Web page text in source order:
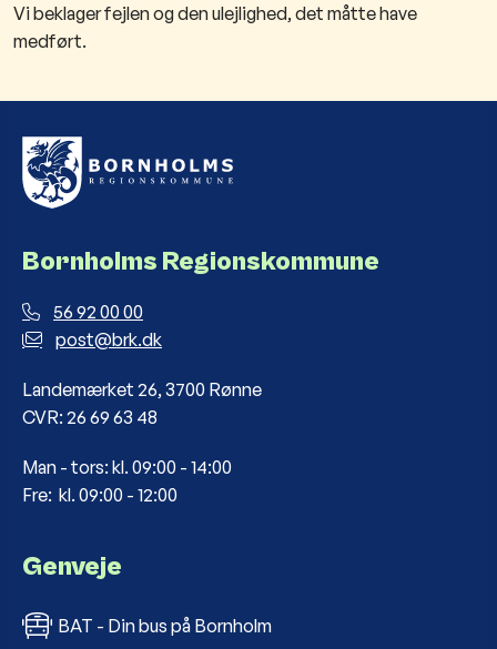
Vi beklager fejlen og den ulejlighed, det måtte have
medført.
Bornholms Regionskommune
56 92 00 00
post@brk.dk
Landemærket 26, 3700 Rønne
CVR: 26 69 63 48
Man - tors: kl. 09:00 - 14:00
Fre: kl. 09:00 - 12:00
Genveje
BAT - Din bus på Bornholm